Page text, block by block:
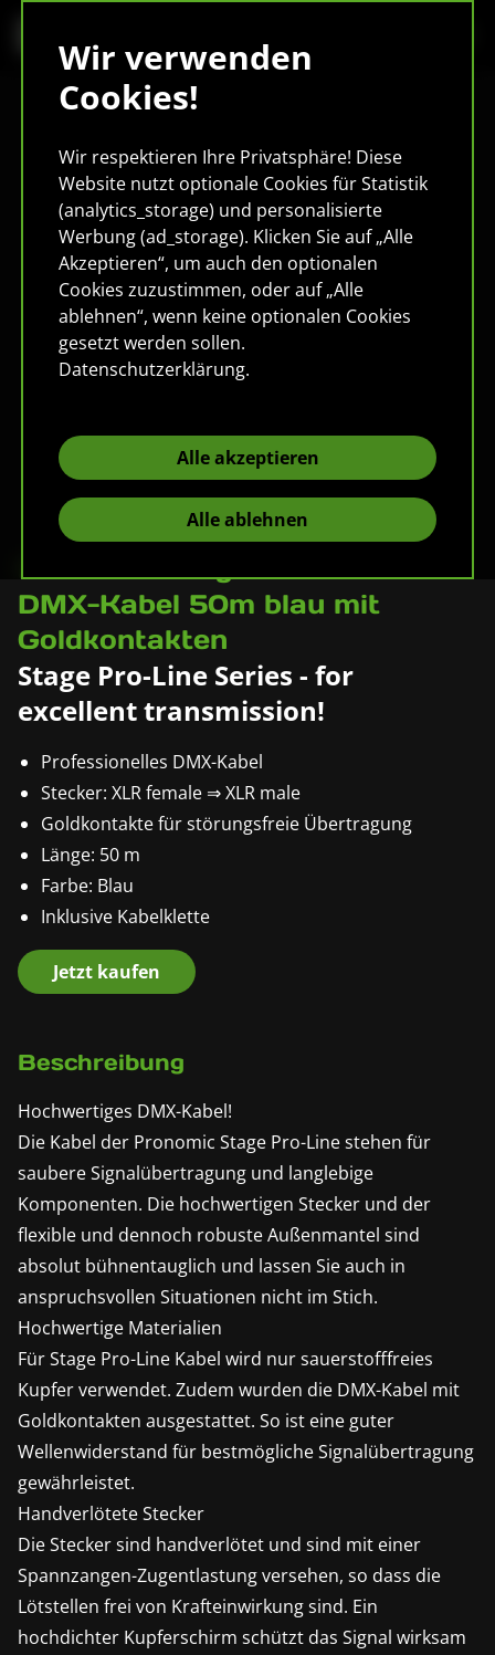
Wir verwenden
Cookies!
Wir respektieren Ihre Privatsphäre! Diese
Website nutzt optionale Cookies für Statistik
(analytics_storage) und personalisierte
Werbung (ad_storage). Klicken Sie auf „Alle
Akzeptieren“, um auch den optionalen
Cookies zuzustimmen, oder auf „Alle
ablehnen“, wenn keine optionalen Cookies
gesetzt werden sollen.
Datenschutzerklärung.
Alle akzeptieren
Alle ablehnen
Pronomic Stage DMX3-50
DMX-Kabel 50m blau mit
Goldkontakten
Stage Pro-Line Series - for
excellent transmission!
Professionelles DMX-Kabel
Stecker: XLR female ⇒ XLR male
Goldkontakte für störungsfreie Übertragung
Länge: 50 m
Farbe: Blau
Inklusive Kabelklette
Jetzt kaufen
Beschreibung
Hochwertiges DMX-Kabel!
Die Kabel der Pronomic Stage Pro-Line stehen für
saubere Signalübertragung und langlebige
Komponenten. Die hochwertigen Stecker und der
flexible und dennoch robuste Außenmantel sind
absolut bühnentauglich und lassen Sie auch in
anspruchsvollen Situationen nicht im Stich.
Hochwertige Materialien
Für Stage Pro-Line Kabel wird nur sauerstofffreies
Kupfer verwendet. Zudem wurden die DMX-Kabel mit
Goldkontakten ausgestattet. So ist eine guter
Wellenwiderstand für bestmögliche Signalübertragung
gewährleistet.
Handverlötete Stecker
Die Stecker sind handverlötet und sind mit einer
Spannzangen-Zugentlastung versehen, so dass die
Lötstellen frei von Krafteinwirkung sind. Ein
hochdichter Kupferschirm schützt das Signal wirksam